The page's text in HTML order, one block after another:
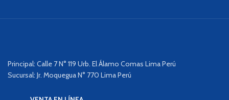
Principal: Calle 7 N° 119 Urb. El Álamo Comas Lima Perú
Sucursal: Jr. Moquegua N° 770 Lima Perú